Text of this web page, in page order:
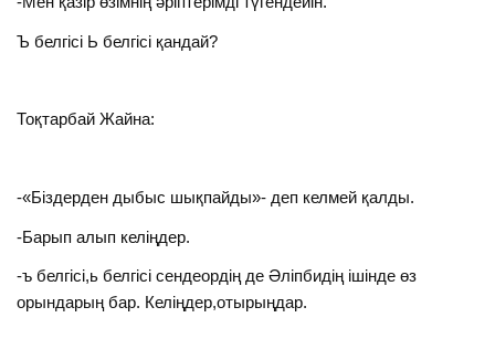
Ъ белгісі Ь белгісі қандай?
Тоқтарбай Жайна:
-«Біздерден дыбыс шықпайды»- деп келмей қалды.
-Барып алып келіңдер.
-ъ белгісі,ь белгісі сендеордің де Әліпбидің ішінде өз
орындарың бар. Келіңдер,отырыңдар.